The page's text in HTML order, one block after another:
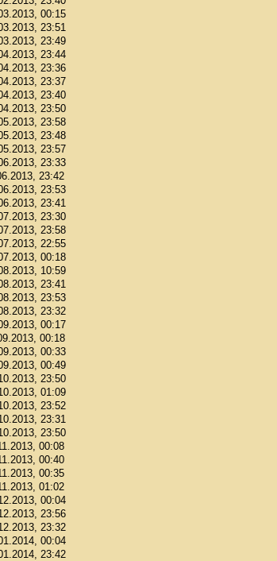
00:15
23:51
23:49
23:44
23:36
23:37
23:40
23:50
23:58
23:48
23:57
23:33
23:42
23:53
23:41
23:30
23:58
22:55
00:18
10:59
23:41
23:53
23:32
00:17
00:18
00:33
00:49
23:50
01:09
23:52
23:31
23:50
00:08
00:40
00:35
01:02
00:04
23:56
23:32
00:04
23:42